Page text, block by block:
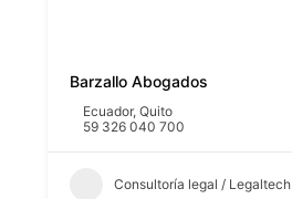
Barzallo Abogados
Ecuador,Quito
59 326 040 700
Consultoría legal / Legaltech